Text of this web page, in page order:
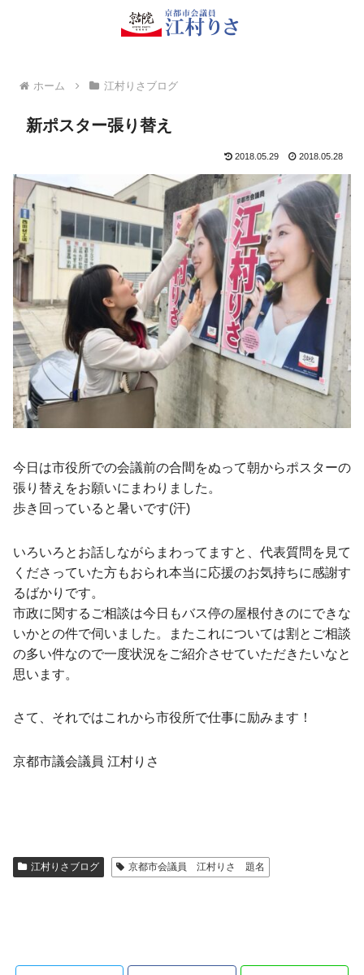
ホーム 江村りさブログ
新ポスター張り替え
2018.05.29 2018.05.28
今日は市役所での会議前の合間をぬって朝からポスターの
張り替えをお願いにまわりました。
歩き回っていると暑いです(汗)
いろいろとお話しながらまわってますと、代表質問を見て
くださっていた方もおられ本当に応援のお気持ちに感謝す
るばかりです。
市政に関するご相談は今日もバス停の屋根付きのにできな
いかとの件で伺いました。またこれについては割とご相談
の多い件なので一度状況をご紹介させていただきたいなと
思います。
さて、それではこれから市役所で仕事に励みます！
京都市議会議員 江村りさ
江村りさブログ 京都市会議員 江村りさ 題名